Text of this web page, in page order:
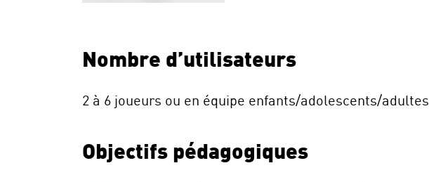
Nombre d’utilisateurs
2 à 6 joueurs ou en équipe enfants/adolescents/adultes
Objectifs pédagogiques